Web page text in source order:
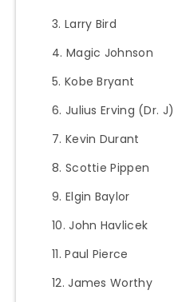
Larry Bird
Magic Johnson
Kobe Bryant
Julius Erving (Dr. J)
Kevin Durant
Scottie Pippen
Elgin Baylor
John Havlicek
Paul Pierce
James Worthy